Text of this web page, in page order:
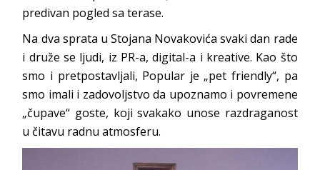
predivan pogled sa terase.
Na dva sprata u Stojana Novakovića svaki dan rade
i druže se ljudi, iz PR-a, digital-a i kreative. Kao što
smo i pretpostavljali, Popular je „pet friendly“, pa
smo imali i zadovoljstvo da upoznamo i povremene
„čupave“ goste, koji svakako unose razdraganost
u čitavu radnu atmosferu.